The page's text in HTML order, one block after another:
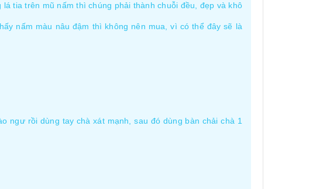
tia trên mũ nấm thì chúng phải thành chuỗi đều, đẹp và khô
nấm màu nâu đậm thì không nên mua, vì có thể đây sẽ là
ngư rồi dùng tay chà xát mạnh, sau đó dùng bàn chải chà 1